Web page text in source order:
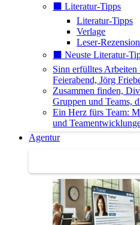
⬛️ Literatur-Tipps
Literatur-Tipps
Verlage
Leser-
⬛️ Neuste Literatur-
Sinn erfülltes
Feierabend, Jörg
Zusammen finden,
Gruppen und Teams,
Ein Herz fürs Team:
und
Agentur